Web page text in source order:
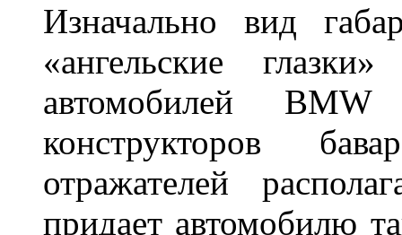
Изначально вид
«ангельские
автомобилей
конструкторов
отражателей
придает автомобилю